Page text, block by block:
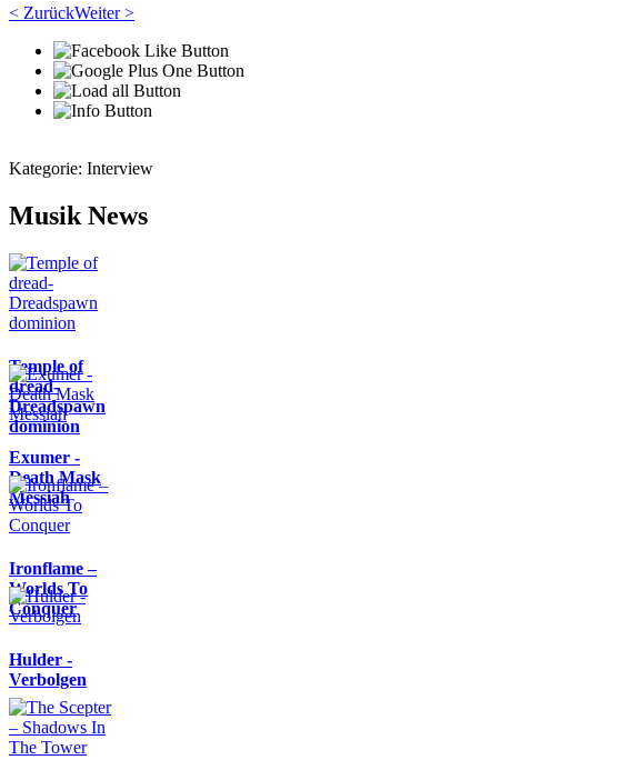
< ZurückWeiter >
Kategorie: Interview
Musik News
Temple of
dread-
Dreadspawn
dominion
Exumer -
Death Mask
Messiah
Ironflame –
Worlds To
Conquer
Hulder -
Verbolgen